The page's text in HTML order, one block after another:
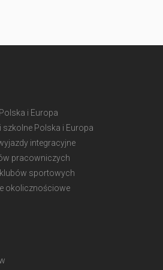
i Europa
Polska i Europa
integracyjne
pracowniczych
sportowych
okolicznościowe